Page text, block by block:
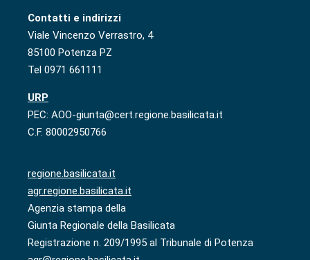
Contatti e indirizzi
Viale Vincenzo Verrastro, 4
85100 Potenza PZ
Tel 0971 661111
URP
PEC: AOO-giunta@cert.regione.basilicata.it
C.F. 80002950766
regione.basilicata.it
agr.regione.basilicata.it
Agenzia stampa della
Giunta Regionale della Basilicata
Registrazione n. 209/1995 al Tribunale di Potenza